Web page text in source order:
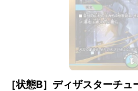
［状態B］ディザスターチュ